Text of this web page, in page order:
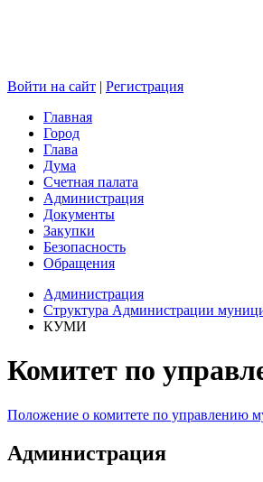
Войти на сайт | Регистрация
Главная
Город
Глава
Дума
Счетная палата
Администрация
Документы
Закупки
Безопасность
Обращения
Администрация
Структура Администрации
КУМИ
Комитет по
Положение о комитете по управлению
Администрация